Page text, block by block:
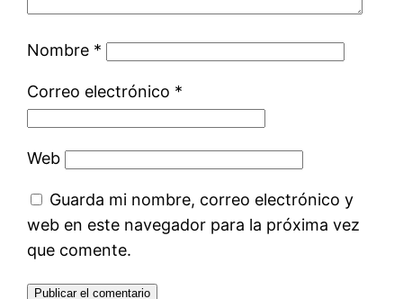
Nombre *
Correo electrónico *
Web
Guarda mi nombre, correo electrónico y
web en este navegador para la próxima vez
que comente.